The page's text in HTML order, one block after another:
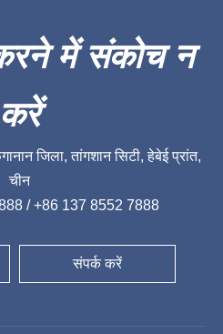
में संकोच न
करें
जिला, तांगशान सिटी, हेबेई प्रांत,
चीन
/ +86 137 8552 7888
संपर्क करें